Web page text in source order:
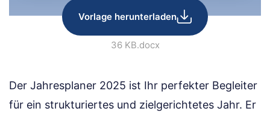
Vorlage herunterladen
36 KB.docx
Der Jahresplaner 2025 ist Ihr perfekter Begleiter
für ein strukturiertes und zielgerichtetes Jahr. Er